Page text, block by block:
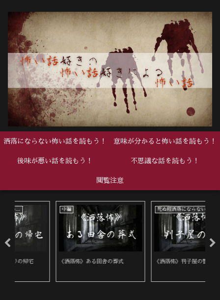
洒落にならない怖い話を読もう！ 意味が分かると怖い話を読もう！
後味が悪い話を読もう！ 不思議な話を読もう！
閲覧注意
死ぬ程洒落にならない怖い話
《洒落怖》判子屋の警告
死ぬ程洒落にならない怖い話
《洒落怖》覚えたよ